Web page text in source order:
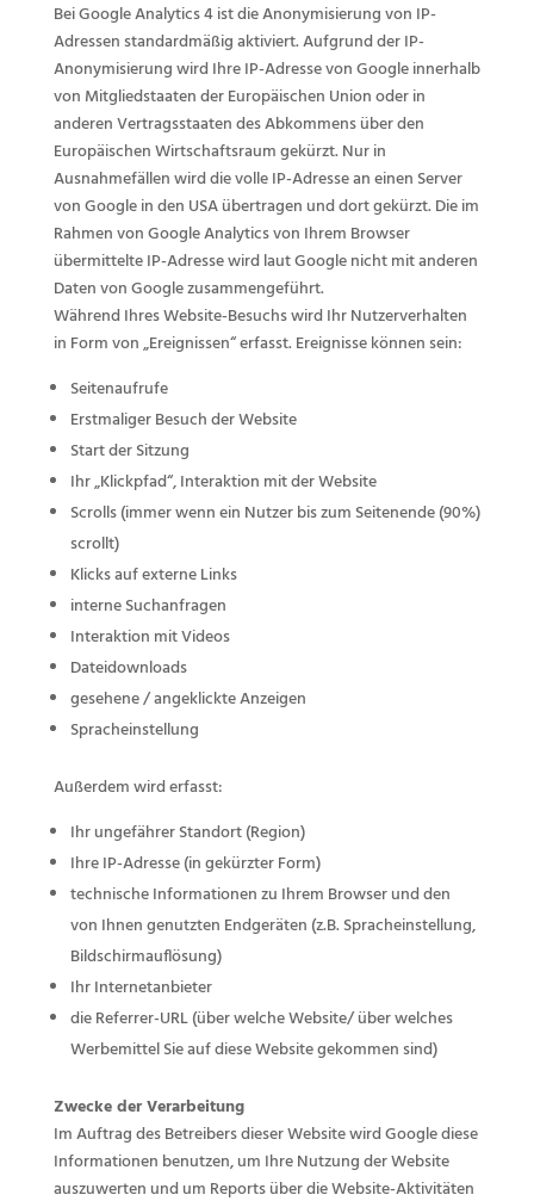
Bei Google Analytics 4 ist die Anonymisierung von IP-
Adressen standardmäßig aktiviert. Aufgrund der IP-
Anonymisierung wird Ihre IP-Adresse von Google innerhalb
von Mitgliedstaaten der Europäischen Union oder in
anderen Vertragsstaaten des Abkommens über den
Europäischen Wirtschaftsraum gekürzt. Nur in
Ausnahmefällen wird die volle IP-Adresse an einen Server
von Google in den USA übertragen und dort gekürzt. Die im
Rahmen von Google Analytics von Ihrem Browser
übermittelte IP-Adresse wird laut Google nicht mit anderen
Daten von Google zusammengeführt.
Während Ihres Website-Besuchs wird Ihr Nutzerverhalten
in Form von „Ereignissen“ erfasst. Ereignisse können sein:
Seitenaufrufe
Erstmaliger Besuch der Website
Start der Sitzung
Ihr „Klickpfad“, Interaktion mit der Website
Scrolls (immer wenn ein Nutzer bis zum Seitenende (90%)
scrollt)
Klicks auf externe Links
interne Suchanfragen
Interaktion mit Videos
Dateidownloads
gesehene / angeklickte Anzeigen
Spracheinstellung
Außerdem wird erfasst:
Ihr ungefährer Standort (Region)
Ihre IP-Adresse (in gekürzter Form)
technische Informationen zu Ihrem Browser und den
von Ihnen genutzten Endgeräten (z.B. Spracheinstellung,
Bildschirmauflösung)
Ihr Internetanbieter
die Referrer-URL (über welche Website/ über welches
Werbemittel Sie auf diese Website gekommen sind)
Zwecke der Verarbeitung
Im Auftrag des Betreibers dieser Website wird Google diese
Informationen benutzen, um Ihre Nutzung der Website
auszuwerten und um Reports über die Website-Aktivitäten